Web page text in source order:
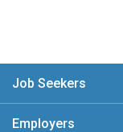
Job Seekers
Employers